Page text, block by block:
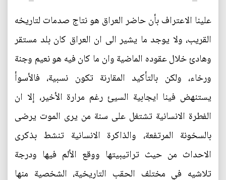
علينا الاعتراف بأن حاضر العراق هو نتاج صدمات لتاريخه
القريب، ولا يوجد ما يشير الى ان العراق كان بلد مستقر
وهادئ خلال عقوده الماضية وان ما كان فيه هو نعيم وجنة
ورخاء، ولكن بالتأكيد المقارنة تكون نسبية، فالأسوأ
يستنهض فينا ايجابية السيئ رغم مرارة الأخير، إلا ان
الفطرة الانسانية تشتغل على سنة من يرى الموت يرضى
بالسخونة المرتفعة، والذاكرة الانسانية تنشط بذكرى
الاحداث من حيث تراتيبيتها ووقع الألم فيها ودرجة
تلاشيه في مختلف الحقب التاريخية، الشخصية منها